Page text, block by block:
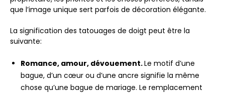
que l’image unique sert parfois de décoration élégante.
La signification des tatouages ​​de doigt peut être la
suivante:
Romance, amour, dévouement.Le motif d’une
bague, d’un cœur ou d’une ancre signifie la même
chose qu’une bague de mariage. Le remplacement